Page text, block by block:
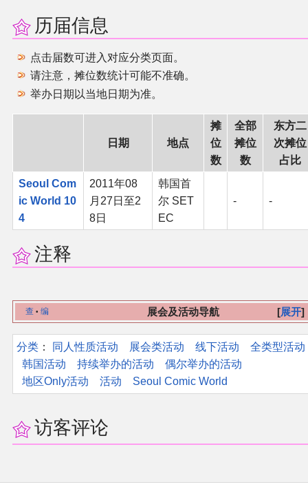
历届信息
点击届数可进入对应分类页面。
请注意，摊位数统计可能不准确。
举办日期以当地日期为准。
日期 地点
摊
位
数
全部
摊位
数
东方二
次摊位
占比
Seoul Com
ic World 10
4
2011年08
月27日至2
8日
韩国首
尔 SET
EC
- -
注释
展开
查 • 编 展会及活动导航
分类 ：​ 同人性质活动 展会类活动 线下活动
全类型活动
韩国活动
持续举办的活动
偶尔举办的活动
地区Only活动
活动 Seoul Comic World
访客评论
官方角色
公式资料
游戏攻略
其他相关项目
二次创作与活动
展会及活动导航
商业二次创作
同人二次创作
同人社团列表
同人志分类